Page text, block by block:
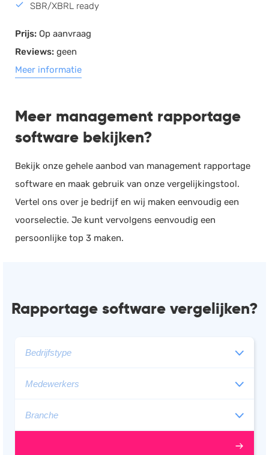
SBR/XBRL ready
Prijs: Op aanvraag
Reviews: geen
Meer informatie
Meer management rapportage
software bekijken?
Bekijk onze gehele aanbod van management rapportage
software en maak gebruik van onze vergelijkingstool.
Vertel ons over je bedrijf en wij maken eenvoudig een
voorselectie. Je kunt vervolgens eenvoudig een
persoonlijke top 3 maken.
Rapportage software vergelijken?